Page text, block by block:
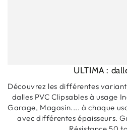
ULTIMA :
Découvrez les différentes
dalles PVC Clipsables à usage
Garage, Magasin.... à chaque
avec différentes épaisseurs.
Résistance 50